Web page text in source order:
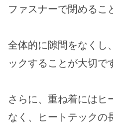
ファスナーで閉めるこ
全体的に隙間をなくし
ックすることが大切で
さらに、重ね着にはヒ
なく、ヒートテックの